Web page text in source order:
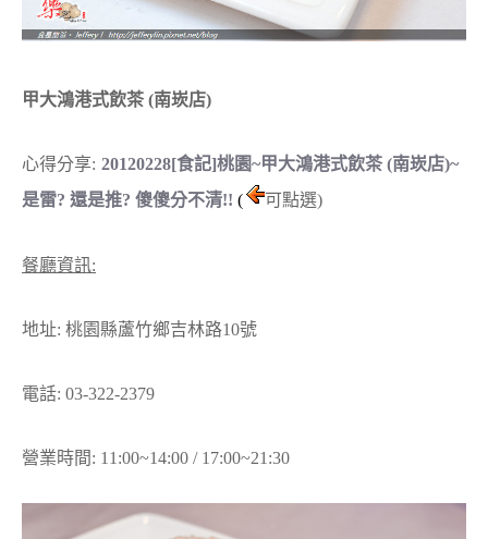
甲大鴻港式飲茶 (南崁店)
心得分享: 20120228[食記]桃園~甲大鴻港式飲茶 (南崁店)~
是雷? 還是推? 傻傻分不清!! ( 可點選)
餐廳資訊:
地址: 桃園縣蘆竹鄉吉林路10號
電話: 03-322-2379
營業時間: 11:00~14:00 / 17:00~21:30